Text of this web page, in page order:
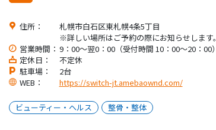
住所：
札幌市白石区東札幌4条5丁目
※詳しい場所はご予約の際にお知らせします。
営業時間： 9：00～翌0：00（受付時間 10：00～20：00）
定休日：
不定休
駐車場：
2台
WEB：
https://switch-jt.amebaownd.com/
ビューティー・ヘルス 整骨・整体